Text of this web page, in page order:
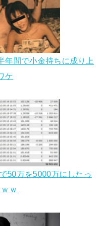
年間で小金持ちに成り上
ケ
50万を5000万にしたっ
ｗ